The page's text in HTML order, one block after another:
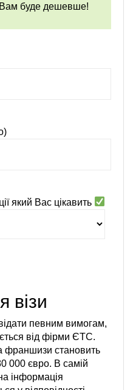
буде дешевше!
який Вас цікавить
візи
певним вимогам,
від фірми ЄТС.
франшизи становить
000 євро. В самій
інформація